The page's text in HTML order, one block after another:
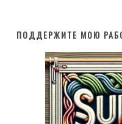
ПОДДЕРЖИТЕ МОЮ